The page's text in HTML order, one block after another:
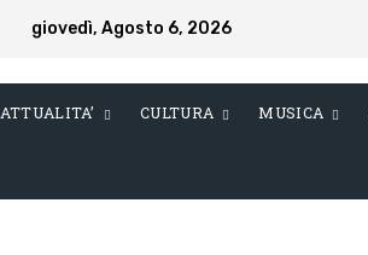
giovedì, Agosto 6, 2026
ATTUALITA’ CULTURA MUSICA